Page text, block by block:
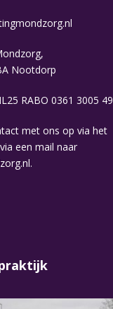
Nootdorp
RABO 0361 3005 49
met ons op via het
een mail naar